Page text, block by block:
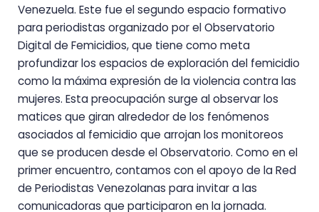
Venezuela. Este fue el segundo espacio formativo
para periodistas organizado por el Observatorio
Digital de Femicidios, que tiene como meta
profundizar los espacios de exploración del femicidio
como la máxima expresión de la violencia contra las
mujeres. Esta preocupación surge al observar los
matices que giran alrededor de los fenómenos
asociados al femicidio que arrojan los monitoreos
que se producen desde el Observatorio. Como en el
primer encuentro, contamos con el apoyo de la Red
de Periodistas Venezolanas para invitar a las
comunicadoras que participaron en la jornada.